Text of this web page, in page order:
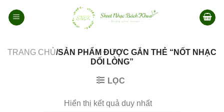
qua
TRANG CHỦ/SẢN PHẨM ĐƯỢC GẮN THẺ “NỐT NHẠC
DỐI LÒNG”
LỌC
Hiển thị kết quả duy nhất